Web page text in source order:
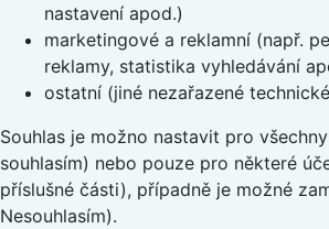
nastavení apod.)
marketingové a reklamní (např.
reklamy, statistika vyhledávání
ostatní (jiné nezařazené
Souhlas je možno nastavit pro
souhlasím) nebo pouze pro některé
příslušné části), případně je možné
Nesouhlasím).